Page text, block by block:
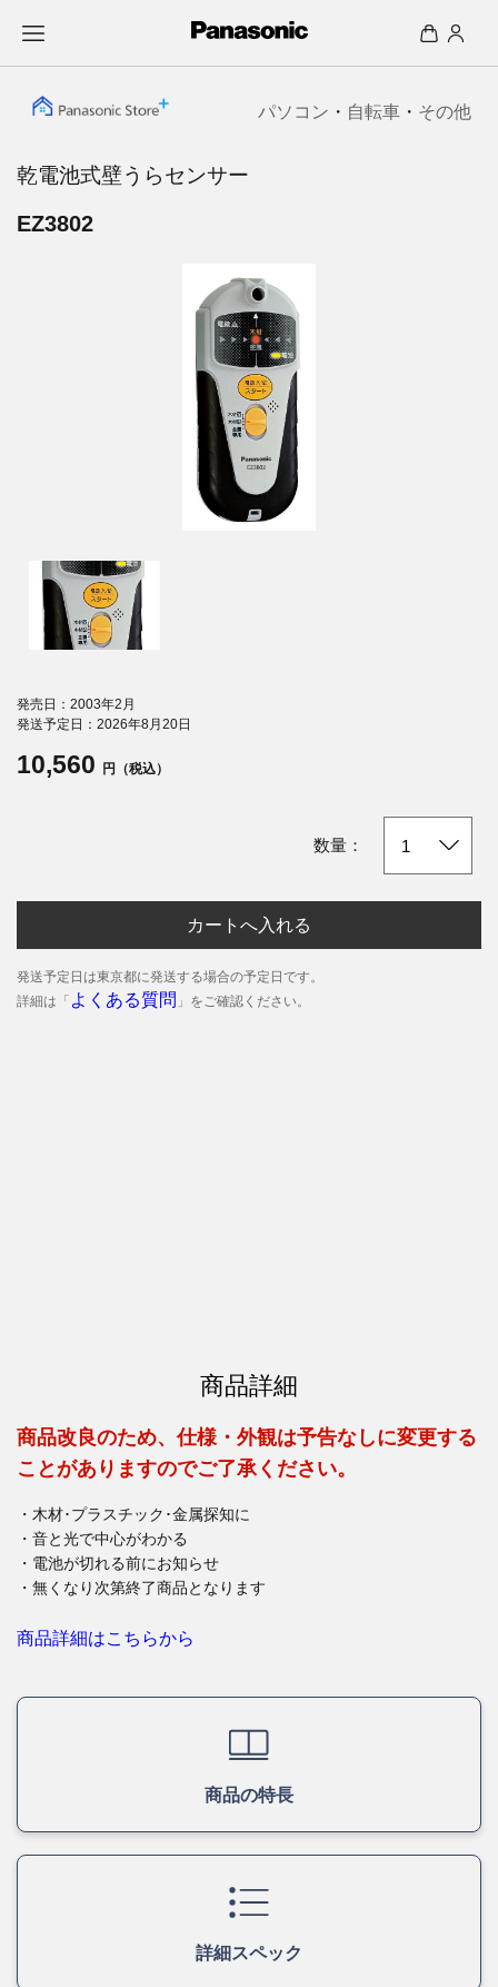
パソコン ・ 自転車 ・ その他
乾電池式壁うらセンサー
EZ3802
発売日：2003年2月
発送予定日：2026年8月20日
10,560 円（税込）
数量：
カートへ入れる
発送予定日は東京都に発送する場合の予定日です。
詳細は「 よくある質問 」をご確認ください。
商品詳細
商品改良のため、仕様・外観は予告なしに変更する
ことがありますのでご了承ください。
・木材･プラスチック･金属探知に
・音と光で中心がわかる
・電池が切れる前にお知らせ
・無くなり次第終了商品となります
商品詳細はこちらから
商品の特長
詳細スペック